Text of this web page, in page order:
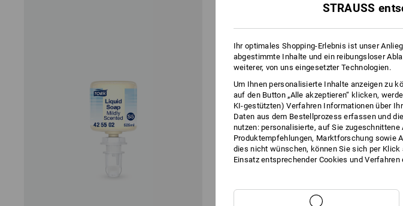
STRAUSS
Ihr optimales Shopping-Erlebnis ist unser
abgestimmte Inhalte und ein reibungsloser
weiterer, von uns eingesetzter Technologien.
Um Ihnen personalisierte Inhalte anzeigen zu
auf den Button „Alle akzeptieren“ klicken,
KI-gestützten) Verfahren Informationen über
Daten aus dem Bestellprozess erfassen und
nutzen: personalisierte, auf Sie zugeschnittene
Produktempfehlungen, Marktforschung sowie
dies nicht wünschen, können Sie sich per Klick
Einsatz entsprechender Cookies und Verfahren